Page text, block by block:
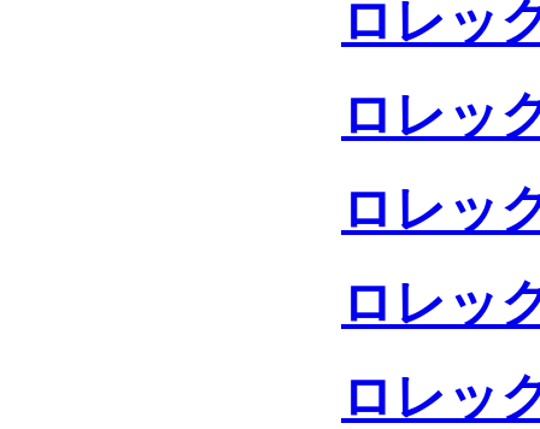
ロレッ
ロレッ
ロレッ
ロレッ
ロレッ